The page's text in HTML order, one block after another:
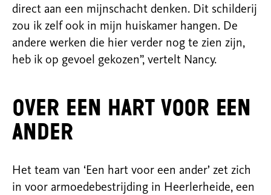
direct aan een mijnschacht denken. Dit schilderij
zou ik zelf ook in mijn huiskamer hangen. De
andere werken die hier verder nog te zien zijn,
heb ik op gevoel gekozen”, vertelt Nancy.
Over Een hart voor een
ander
Het team van ‘Een hart voor een ander’ zet zich
in voor armoedebestrijding in Heerlerheide, een